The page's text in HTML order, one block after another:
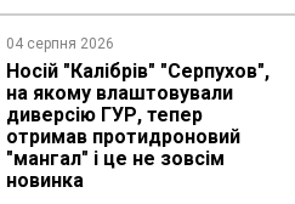
04 серпня 2026
Носій "Калібрів" "Серпухов",
на якому влаштовували
диверсію ГУР, тепер
отримав протидроновий
"мангал" і це не зовсім
новинка